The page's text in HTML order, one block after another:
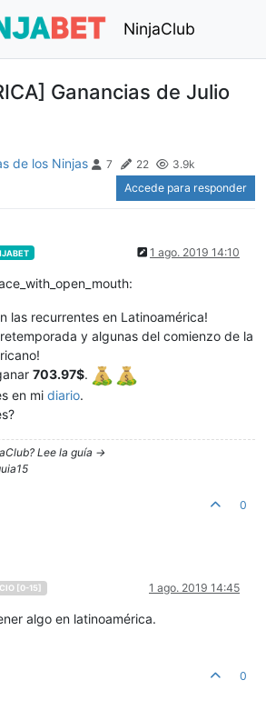
NinjaClub
Ganancias de Julio
de los Ninjas 7 22
3.9k
Accede para responder
1 ago. 2019 14:10
las recurrentes en Latinoamérica!
y algunas del comienzo de la
703.97$.
en mi diario.
Lee la guía ->
0
[0-15] 1 ago. 2019 14:45
algo en latinoamérica.
0